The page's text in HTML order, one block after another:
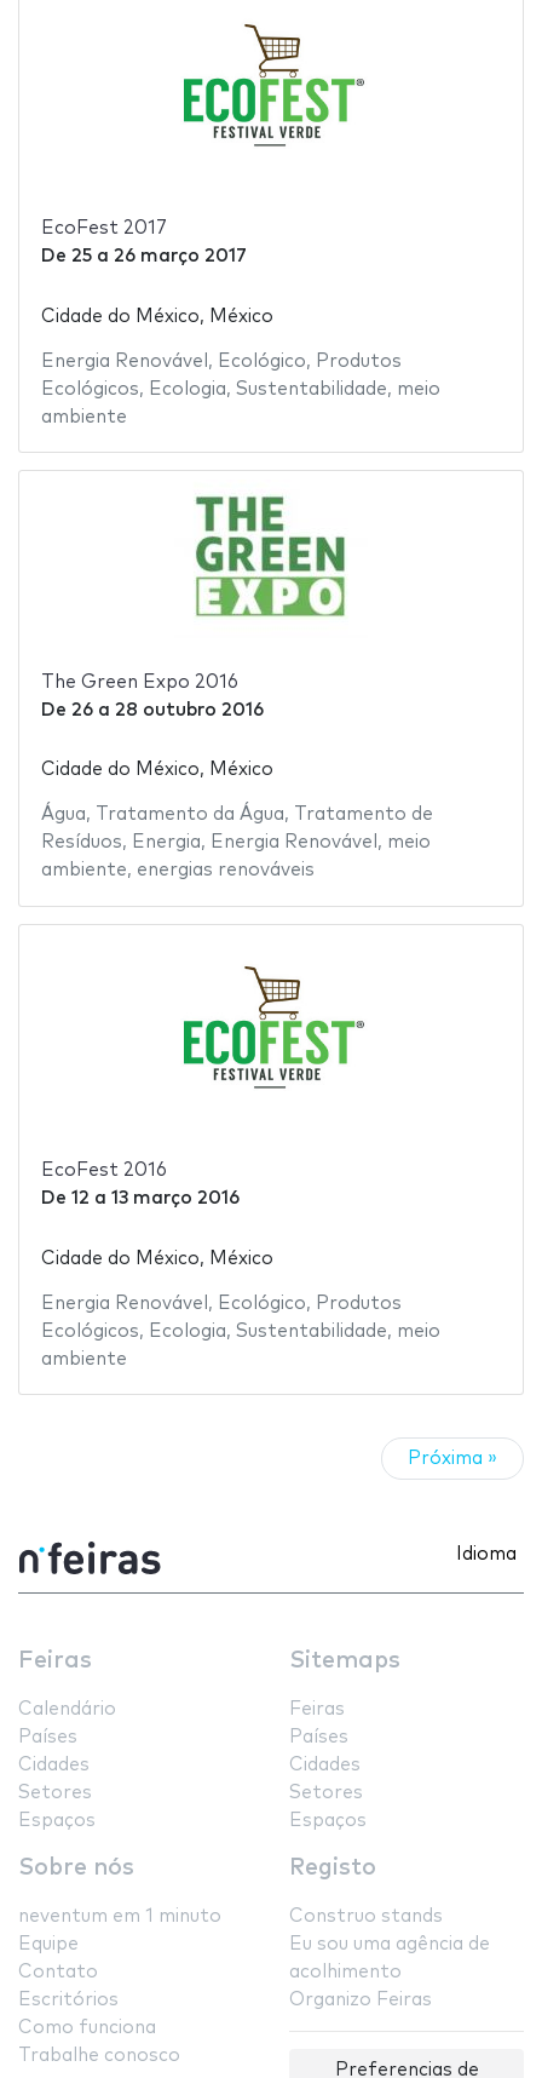
EcoFest 2017
De 25a 26 março 2017
Cidade do México, México
Energia Renovável , Ecológico, Produtos
Ecológicos, Ecologia, Sustentabilidade, meio
ambiente
The Green Expo 2016
De 26a 28 outubro 2016
Cidade do México, México
Água, Tratamento da Água,
Tratamento de
Resíduos, Energia, Energia Renovável , meio
ambiente, energias renováveis
EcoFest 2016
De 12 a 13 março 2016
Cidade do México, México
Energia Renovável , Ecológico, Produtos
Ecológicos, Ecologia, Sustentabilidade, meio
ambiente
Próxima »
Idioma
Feiras
Calendário
Países
Cidades
Setores
Espaços
Sitemaps
Feiras
Países
Cidades
Setores
Espaços
Sobre nós
neventum em 1 minuto
Equipe
Contato
Escritórios
Como funciona
Trabalhe conosco
Registo
Construo stands
Eu sou uma agência de
acolhimento
Organizo Feiras
Preferencias de